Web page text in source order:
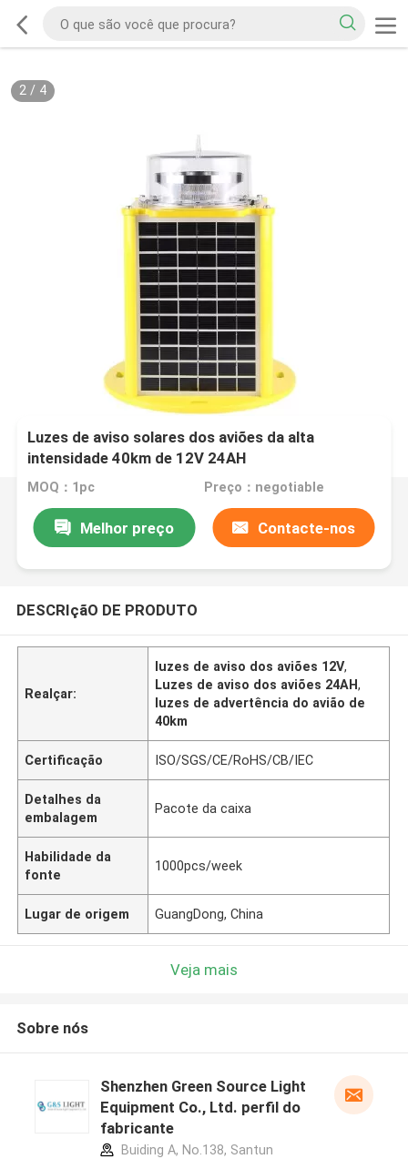
2/ 4
Luzes de aviso solares dos aviões da alta
intensidade 40km de 12V 24AH
MOQ：1pc Preço：negotiable
Melhor preço Contacte-nos
DESCRIçãO DE PRODUTO
Realçar:
luzes de aviso dos aviões 12V,
Luzes de aviso dos aviões 24AH,
luzes de advertência do avião de
40km
Certificação ISO/SGS/CE/RoHS/CB/IEC
Detalhes da
embalagem
Pacote da caixa
Habilidade da
fonte
1000pcs/week
Lugar de origem GuangDong, China
Veja mais
Sobre nós
Shenzhen Green Source Light
Equipment Co., Ltd. perfil do
fabricante
Buiding A, No.138, Santun